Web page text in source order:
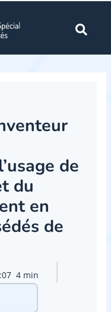
de
du
en
de
4 min